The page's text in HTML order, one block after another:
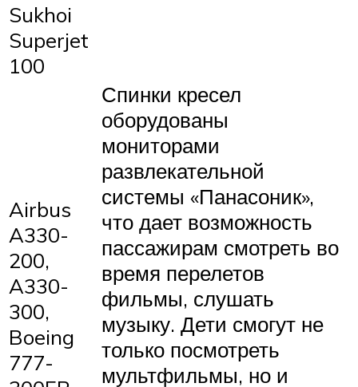
Sukhoi
Superjet
100
Airbus
A330-
200,
A330-
300,
Boeing
777-
Спинки кресел
оборудованы
мониторами
развлекательной
системы «Панасоник»,
что дает возможность
пассажирам смотреть во
время перелетов
фильмы, слушать
музыку. Дети смогут не
только посмотреть
мультфильмы, но и